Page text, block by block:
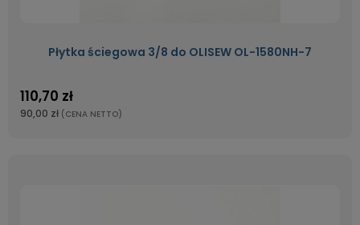
Płytka ściegowa 3/8 do OLISEW OL-1580NH-7
110,70 zł
90,00 zł (CENA NETTO)